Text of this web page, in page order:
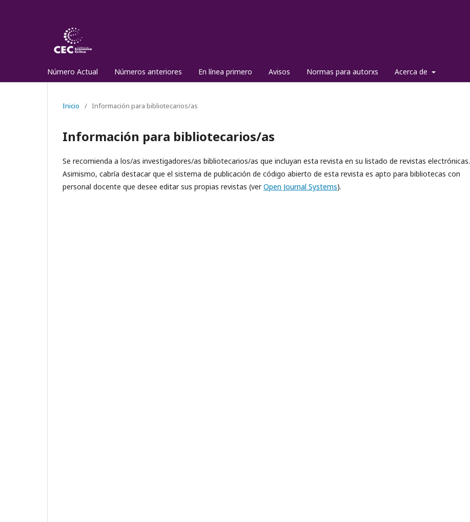
Número Actual Números anteriores En línea primero Avisos Normas para autorxs Acerca de
Inicio / Información para bibliotecarios/as
Información para bibliotecarios/as
Se recomienda a los/as investigadores/as bibliotecarios/as que incluyan esta revista en su listado de revistas electrónicas.
Asimismo, cabría destacar que el sistema de publicación de código abierto de esta revista es apto para bibliotecas con
personal docente que desee editar sus propias revistas (verOpen Journal Systems).